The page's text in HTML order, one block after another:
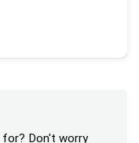
for? Don't worry